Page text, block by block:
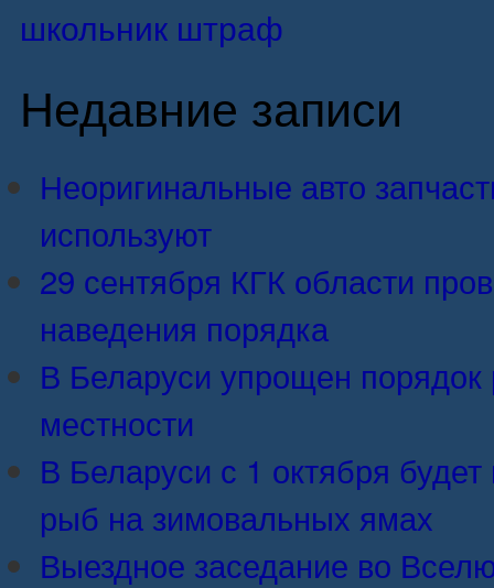
школьник штраф
Недавние записи
Неоригинальные авто
используют
29 сентября КГК области
наведения порядка
В Беларуси упрощен порядок
местности
В Беларуси с 1 октября
рыб на зимовальных ямах
Выездное заседание во